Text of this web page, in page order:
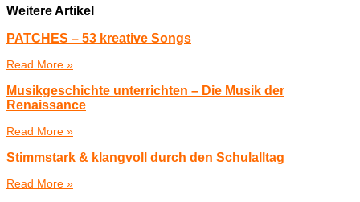
Weitere Artikel
PATCHES – 53 kreative Songs
Read More »
Musikgeschichte unterrichten – Die Musik der
Renaissance
Read More »
Stimmstark & klangvoll durch den Schulalltag
Read More »